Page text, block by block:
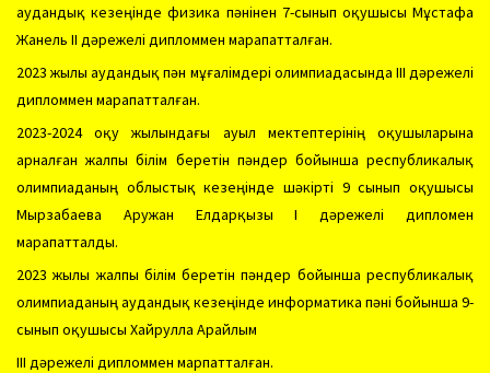
аудандық кезеңінде физика пәнінен 7-сынып оқушысы Мұстафа
Жанель ІІ дәрежелі дипломмен марапатталған.
2023 жылы аудандық пән мұғалімдері олимпиадасында ІІІ дәрежелі
дипломмен марапатталған.
2023-2024 оқу жылындағы ауыл мектептерінің оқушыларына
арналған жалпы білім беретін пәндер бойынша республикалық
олимпиаданың облыстық кезеңінде шәкірті 9 сынып оқушысы
Мырзабаева Аружан Елдарқызы І дәрежелі дипломен
марапатталды.
2023 жылы жалпы білім беретін пәндер бойынша республикалық
олимпиаданың аудандық кезеңінде информатика пәні бойынша 9-
сынып оқушысы Хайрулла Арайлым
ІІІ дәрежелі дипломмен марпатталған.